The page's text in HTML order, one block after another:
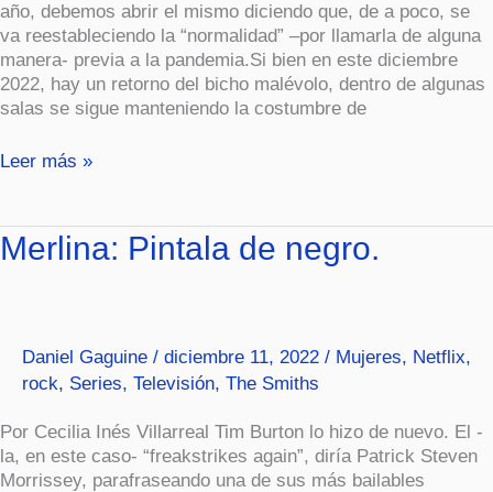
año, debemos abrir el mismo diciendo que, de a poco, se
va reestableciendo la “normalidad” –por llamarla de alguna
manera- previa a la pandemia.Si bien en este diciembre
2022, hay un retorno del bicho malévolo, dentro de algunas
salas se sigue manteniendo la costumbre de
Leer más »
Merlina: Pintala de negro.
Daniel Gaguine / diciembre 11, 2022 / Mujeres, Netflix,
rock, Series, Televisión, The Smiths
Por Cecilia Inés Villarreal Tim Burton lo hizo de nuevo. El -
la, en este caso- “freakstrikes again”, diría Patrick Steven
Morrissey, parafraseando una de sus más bailables
Merlina:
Pintala